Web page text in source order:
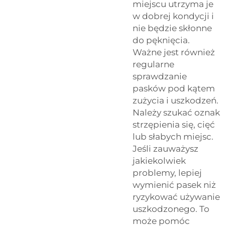
miejscu utrzyma je
w dobrej kondycji i
nie będzie skłonne
do pęknięcia.
Ważne jest również
regularne
sprawdzanie
pasków pod kątem
zużycia i uszkodzeń.
Należy szukać oznak
strzępienia się, cięć
lub słabych miejsc.
Jeśli zauważysz
jakiekolwiek
problemy, lepiej
wymienić pasek niż
ryzykować używanie
uszkodzonego. To
może pomóc